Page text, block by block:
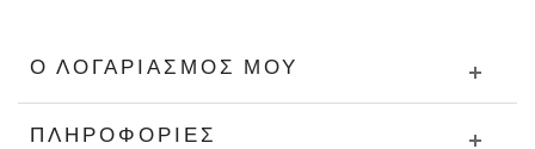
Ο ΛΟΓΑΡΙΑΣΜΌΣ ΜΟΥ
ΠΛΗΡΟΦΟΡΊΕΣ